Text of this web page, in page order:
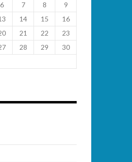
6 7 8
9
14 15
16
21 22
23
28 29
30